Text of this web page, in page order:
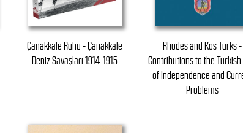
Çanakkale Ruhu - Çanakkale
Deniz Savaşları 1914-1915
Rhodes and Kos Turks -
Contributions to the Turkish
of Independence and
Problems